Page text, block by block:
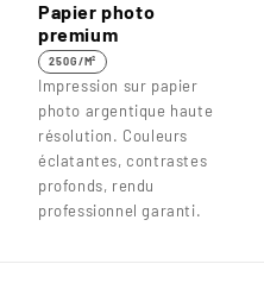
Papier photo
premium
250G/M²
Impression sur papier
photo argentique haute
résolution. Couleurs
éclatantes, contrastes
profonds, rendu
professionnel garanti.